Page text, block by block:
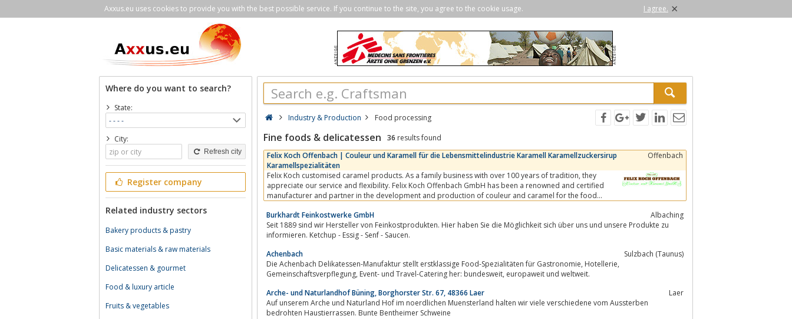
Axxus.eu uses cookies to provide you with the best possible service. If you continue to the site, you agree to the cookie usage. I agree. ×
Where do you want to search?
State:
City:
Refresh city
Register company
Related industry sectors
Bakery products & pastry
Basic materials & raw materials
Delicatessen & gourmet
Food & luxury article
Fruits & vegetables
Industry & Production Food processing
Fine foods & delicatessen 36 results found
Felix Koch Offenbach | Couleur und Karamell für die Lebensmittelindustrie Karamell Karamellzuckersirup
Karamellspezialitäten
Offenbach
Felix Koch customised caramel products. As a family business with over 100 years of tradition, they
appreciate our service and flexibility. Felix Koch Offenbach GmbH has been a renowned and certified
manufacturer and partner in the development and production of couleur and caramel for the food
Burkhardt Feinkostwerke GmbH
Albaching
Seit 1889 sind wir Hersteller von Feinkostprodukten. Hier haben Sie die Möglichkeit sich über uns und unsere Produkte zu
informieren. Ketchup - Essig - Senf - Saucen.
Achenbach
Sulzbach (Taunus)
Die Achenbach Delikatessen-Manufaktur stellt erstklassige Food-Spezialitäten für Gastronomie, Hotellerie,
Gemeinschaftsverpflegung, Event- und Travel-Catering her: bundesweit, europaweit und weltweit.
Arche- und Naturlandhof Büning, Borghorster Str. 67, 48366 Laer
Laer
Auf unserem Arche und Naturland Hof im noerdlichen Muensterland halten wir viele verschiedene vom Aussterben
bedrohten Haustierrassen. Bunte Bentheimer Schweine